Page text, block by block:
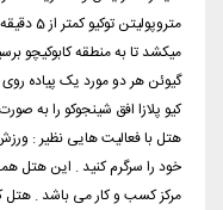
کیو پلازا افق شینجوکو را به
هتل با فعالیت هایی نظیر :
خود را سرگرم کنید . این هتل
مرکز کسب و کار می باشد . هتل